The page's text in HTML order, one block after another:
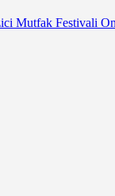
Mutfak Festivali